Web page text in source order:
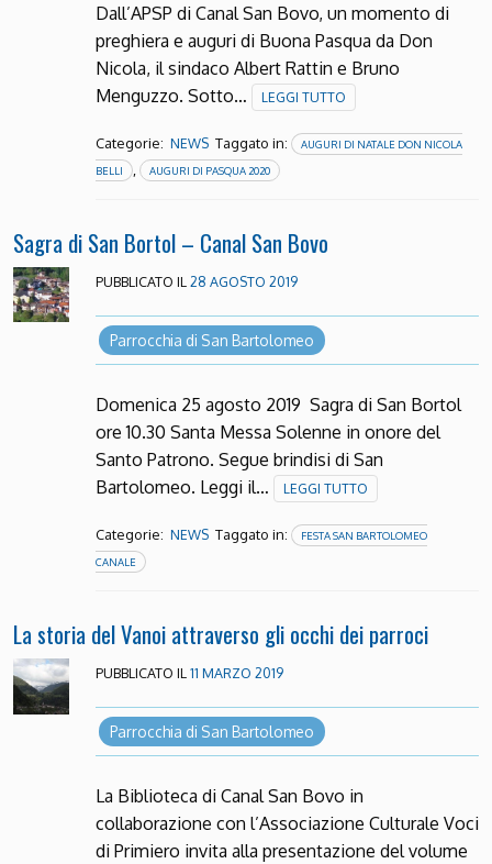
Dall’APSP di Canal San Bovo, un momento di
preghiera e auguri di Buona Pasqua da Don
Nicola, il sindaco Albert Rattin e Bruno
Menguzzo. Sotto…
LEGGI TUTTO
Categorie: NEWS Taggato in:
AUGURI DI NATALE DON NICOLA
BELLI
, AUGURI DI PASQUA 2020
Sagra di San Bortol – Canal San Bovo
PUBBLICATO IL 28 AGOSTO 2019
Parrocchia di San Bartolomeo
Domenica 25 agosto 2019 Sagra di San Bortol
ore 10.30 Santa Messa Solenne in onore del
Santo Patrono. Segue brindisi di San
Bartolomeo. Leggi il…
LEGGI TUTTO
Categorie: NEWS Taggato in:
FESTA SAN BARTOLOMEO
CANALE
La storia del Vanoi attraverso gli occhi dei parroci
PUBBLICATO IL 11 MARZO 2019
Parrocchia di San Bartolomeo
La Biblioteca di Canal San Bovo in
collaborazione con l’Associazione Culturale Voci
di Primiero invita alla presentazione del volume